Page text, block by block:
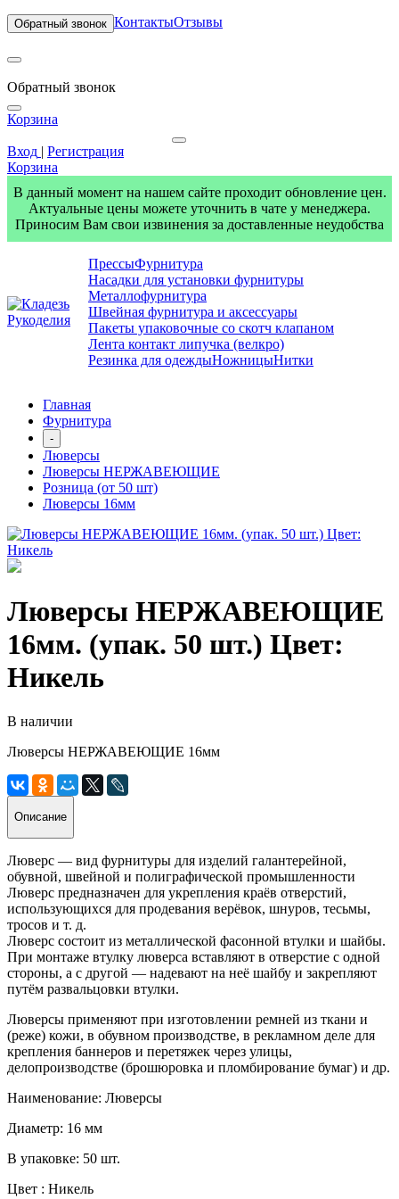
Обратный звонок КонтактыОтзывы
Обратный звонок
Корзина
Вход | Регистрация
Корзина
В данный момент на нашем сайте проходит обновление цен.
Актуальные цены можете уточнить в чате у менеджера.
Приносим Вам свои извинения за доставленные неудобства
ПрессыФурнитура
Насадки для установки фурнитуры
Металлофурнитура
Швейная фурнитура и аксессуары
Пакеты упаковочные со скотч клапаном
Лента контакт липучка (велкро)
Резинка для одеждыНожницыНитки
Главная
Фурнитура
-
Люверсы
Люверсы НЕРЖАВЕЮЩИЕ
Розница (от 50 шт)
Люверсы 16мм
Люверсы НЕРЖАВЕЮЩИЕ
16мм. (упак. 50 шт.) Цвет:
Никель
В наличии
Люверсы НЕРЖАВЕЮЩИЕ 16мм
Описание
Люверс — вид фурнитуры для изделий галантерейной,
обувной, швейной и полиграфической промышленности
Люверс предназначен для укрепления краёв отверстий,
использующихся для продевания верёвок, шнуров, тесьмы,
тросов и т. д.
Люверс состоит из металлической фасонной втулки и шайбы.
При монтаже втулку люверса вставляют в отверстие с одной
стороны, а с другой — надевают на неё шайбу и закрепляют
путём развальцовки втулки.
Люверсы применяют при изготовлении ремней из ткани и
(реже) кожи, в обувном производстве, в рекламном деле для
крепления баннеров и перетяжек через улицы,
делопроизводстве (брошюровка и пломбирование бумаг) и др.
Наименование: Люверсы
Диаметр: 16 мм
В упаковке: 50 шт.
Цвет : Никель